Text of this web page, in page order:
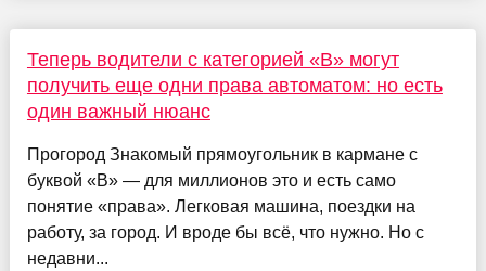
Теперь водители с категорией «B» могут
получить еще одни права автоматом: но есть
один важный нюанс
Прогород Знакомый прямоугольник в кармане с
буквой «B» — для миллионов это и есть само
понятие «права». Легковая машина, поездки на
работу, за город. И вроде бы всё, что нужно. Но с
недавни...